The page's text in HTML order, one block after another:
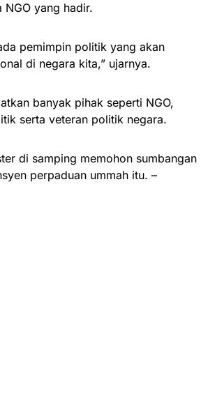
yang hadir.
pemimpin politik yang akan
di negara kita,” ujarnya.
banyak pihak seperti NGO,
serta veteran politik negara.
di samping memohon sumbangan
perpaduan ummah itu. –